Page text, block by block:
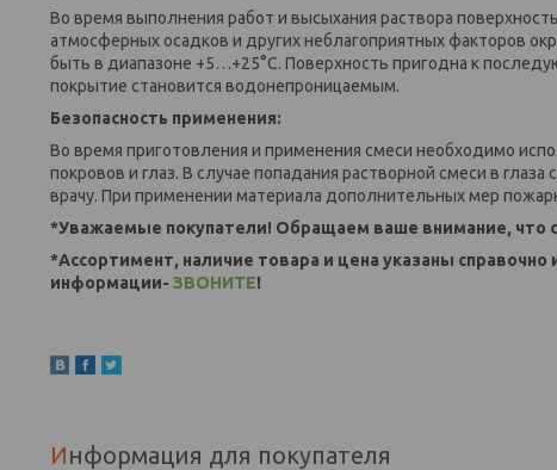
Во время выполнения работ и высыхания раствора
атмосферных осадков и других неблагоприятных факторов
быть в диапазоне +5…+25°С. Поверхность пригодна к
покрытие становится водонепроницаемым.
Безопасность применения:
Во время приготовления и применения смеси необходимо
покровов и глаз. В случае попадания растворной смеси в
врачу. При применении материала дополнительных мер
*Уважаемые покупатели! Обращаем ваше внимание, что
*Ассортимент, наличие товара и цена указаны
информации- ЗВОНИТЕ!
Информация для покупателя